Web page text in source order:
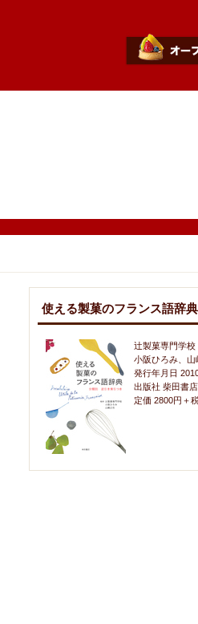
使える製菓のフランス語
辻製菓専門学校
小阪ひろみ、山
発行年月日
出版社 柴田書店
定価 2800円＋税